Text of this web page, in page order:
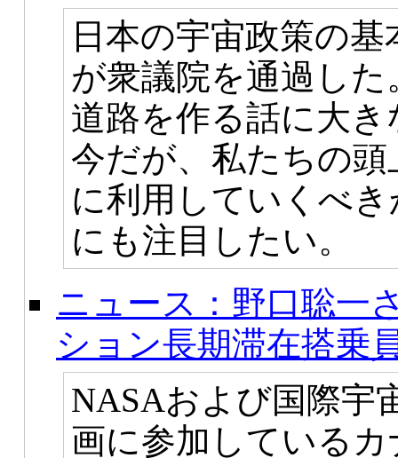
日本の宇宙政策の
が衆議院を通過し
道路を作る話に大
今だが、私たちの
に利用していくべ
にも注目したい。
ニュース：野口聡一
ション長期滞在搭乗
NASAおよび国際宇
画に参加している